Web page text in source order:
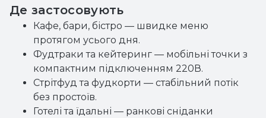
Де застосовують
Кафе, бари, бістро — швидке меню
протягом усього дня.
Фудтраки та кейтеринг — мобільні точки з
компактним підключенням 220В.
Стрітфуд та фудкорти — стабільний потік
без простоїв.
Готелі та їдальні — ранкові сніданки